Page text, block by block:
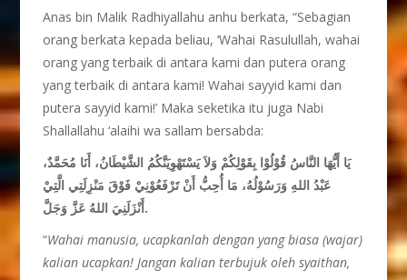
Anas bin Malik Radhiyallahu anhu berkata, “Sebagian
orang berkata kepada beliau, ‘Wahai Rasulullah, wahai
orang yang terbaik di antara kami dan putera orang
yang terbaik di antara kami! Wahai sayyid kami dan
putera sayyid kami!’ Maka seketika itu juga Nabi
Shallallahu ‘alaihi wa sallam bersabda:
يَا أَيُّهَا النَّاسُ قُوْلُوْا بِقَوْلِكُمْ وَلاَ يَسْتَهْوِيَنَّكُمُ الشَّيْطَانُ، أَنَا مُحَمَّدٌ،
عَبْدُ اللهِ وَرَسُوْلُهُ، مَا أُحِبُّ أَنْ تَرْفَعُوْنِيْ فَوْقَ مَنْزِلَتِي الَّتِيْ
أَنْزَلَنِيَ اللهُ عَزَّ وَجَلَّ.
“Wahai manusia, ucapkanlah dengan yang biasa (wajar)
kalian ucapkan! Jangan kalian terbujuk oleh syaithan,